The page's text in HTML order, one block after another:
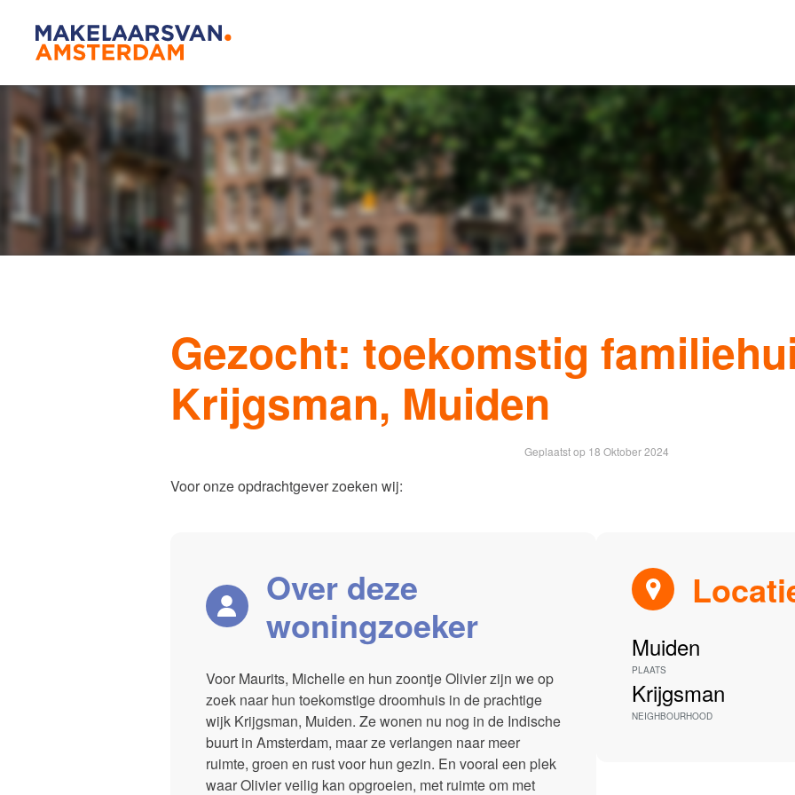
Amsterdam Estate Agents Our listings
Our agents Amsterdam districts
Our services
Gezocht: toekomstig
Krijgsman, Muiden
Geplaatst op 18 Oktober 2024
Voor onze opdrachtgever zoeken wij:
Over deze
woningzoeker
Voor Maurits, Michelle en hun zoontje Olivier zijn we op
zoek naar hun toekomstige droomhuis in de prachtige
wijk Krijgsman, Muiden. Ze wonen nu nog in de Indische
buurt in Amsterdam, maar ze verlangen naar meer
ruimte, groen en rust voor hun gezin. En vooral een plek
waar Olivier veilig kan opgroeien, met ruimte om met
Muiden
PLAATS
Krijgsman
NEIGHBOURHOOD